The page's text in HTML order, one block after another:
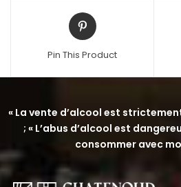
Pin This Product
« La vente d’alcool est
; « L’abus d’alcool est
consommer avec